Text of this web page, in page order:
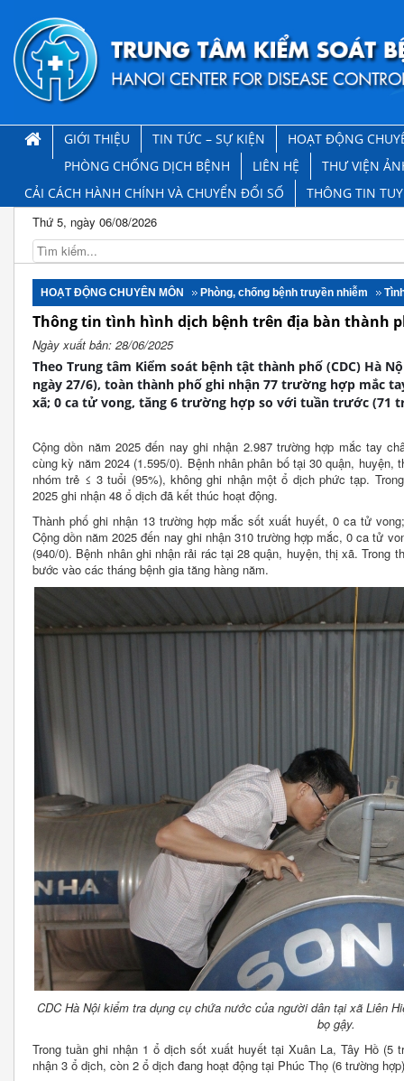
GIỚI THIỆU TIN TỨC – SỰ KIỆN
HOẠT ĐỘNG
PHÒNG CHỐNG DỊCH BỆNH
LIÊN HỆ
THƯ VIỆN
CẢI CÁCH HÀNH CHÍNH VÀ CHUYỂN ĐỔI SỐ
THÔNG TIN
Thứ 5, ngày 06/08/2026
HOẠT ĐỘNG CHUYÊN MÔN Phòng, chống bệnh truyền nhiễm
Thông tin tình hình dịch bệnh trên địa bàn thành
Ngày xuất bản: 28/06/2025
Theo Trung tâm Kiểm soát bệnh tật thành phố (CDC) Hà
ngày 27/6), toàn thành phố ghi nhận 77 trường hợp mắc
xã; 0 ca tử vong, tăng 6 trường hợp so với tuần trước (71
Cộng dồn năm 2025 đến nay ghi nhận 2.987 trường hợp mắc tay
cùng kỳ năm 2024 (1.595/0). Bệnh nhân phân bố tại 30 quận,
nhóm trẻ ≤ 3 tuổi (95%), không ghi nhận một ổ dịch phức tạp.
2025 ghi nhận 48 ổ dịch đã kết thúc hoạt động.
Thành phố ghi nhận 13 trường hợp mắc sốt xuất huyết, 0 ca tử
Cộng dồn năm 2025 đến nay ghi nhận 310 trường hợp mắc, 0 ca tử
(940/0). Bệnh nhân ghi nhận rải rác tại 28 quận, huyện, thị xã. Trong
bước vào các tháng bệnh gia tăng hàng năm.
CDC Hà Nội kiểm tra dụng cụ chứa nước của người dân tại xã Liên
bọ gậy.
Trong tuần ghi nhận 1 ổ dịch sốt xuất huyết tại Xuân La, Tây Hồ (5
nhận 3 ổ dịch, còn 2 ổ dịch đang hoạt động tại Phúc Thọ (6 trường